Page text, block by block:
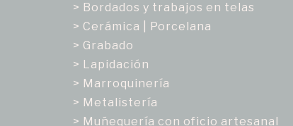
> Bordados y trabajos en telas
> Cerámica | Porcelana
> Grabado
> Lapidación
> Marroquinería
> Metalistería
> Muñequería con oficio artesanal